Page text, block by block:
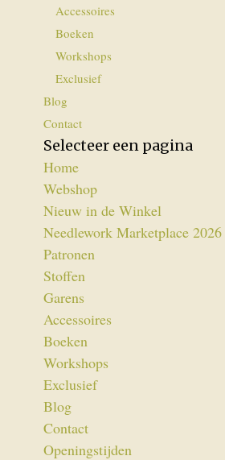
Accessoires
Boeken
Workshops
Exclusief
Blog
Contact
Selecteer een pagina
Home
Webshop
Nieuw in de Winkel
Needlework Marketplace 2026
Patronen
Stoffen
Garens
Accessoires
Boeken
Workshops
Exclusief
Blog
Contact
Openingstijden